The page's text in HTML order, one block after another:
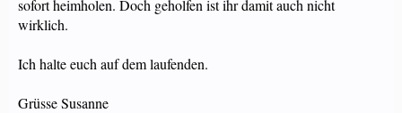
sofort heimholen. Doch geholfen ist ihr damit auch nicht
wirklich.
Ich halte euch auf dem laufenden.
Grüsse Susanne